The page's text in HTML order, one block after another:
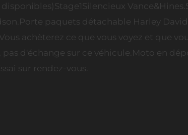
paquets détachable Harley
achèterez ce que vous voyez et que
pas d'échange sur ce véhicule.Moto en
sur rendez-vous.